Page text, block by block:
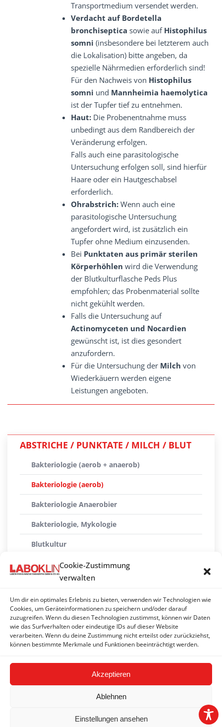
Cookie-Zustimmung
verwalten
Um dir ein optimales Erlebnis zu bieten, verwenden wir Technologien wie
Cookies, um Geräteinformationen zu speichern und/oder darauf
zuzugreifen. Wenn du diesen Technologien zustimmst, können wir Daten
wie das Surfverhalten oder eindeutige IDs auf dieser Website
verarbeiten. Wenn du deine Zustimmung nicht erteilst oder zurückziehst,
können bestimmte Merkmale und Funktionen beeinträchtigt werden.
Akzeptieren
Ablehnen
Einstellungen ansehen
Transportmedium versendet werden.
Verdacht auf Bordetella
bronchiseptica sowie auf Histophilus
somni (insbesondere bei letzterem auch
die Lokalisation) bitte angeben, da
spezielle Nährmedien erforderlich sind!
Für den Nachweis von Histophilus
somni und Mannheimia haemolytica
ist der Tupfer tief zu entnehmen.
Haut: Die Probenentnahme muss
unbedingt aus dem Randbereich der
Veränderung erfolgen.
Falls auch eine parasitologische
Untersuchung erfolgen soll, sind hierfür
Haare oder ein Hautgeschabsel
erforderlich.
Ohrabstrich: Wenn auch eine
parasitologische Untersuchung
angefordert wird, ist zusätzlich ein
Tupfer ohne Medium einzusenden.
Bei Punktaten aus primär sterilen
Körperhöhlen wird die Verwendung
der Blutkulturflasche Peds Plus
empfohlen; das Probenmaterial sollte
nicht gekühlt werden.
Falls die Untersuchung auf
Actinomyceten und Nocardien
gewünscht ist, ist dies gesondert
anzufordern.
Für die Untersuchung der Milch von
Wiederkäuern werden eigene
Leistungen angeboten.
ABSTRICHE / PUNKTATE / MILCH / BLUT
Bakteriologie (aerob + anaerob)
Bakteriologie (aerob)
Bakteriologie Anaerobier
Bakteriologie, Mykologie
Blutkultur
Harnuntersuchung kulturell
Milchuntersuchung (Schaf, Ziege)
Milchuntersuchung 1/4-Gemelk (Rind)
Milchuntersuchung 4/4-Gemelk (Rind)
Mykologie